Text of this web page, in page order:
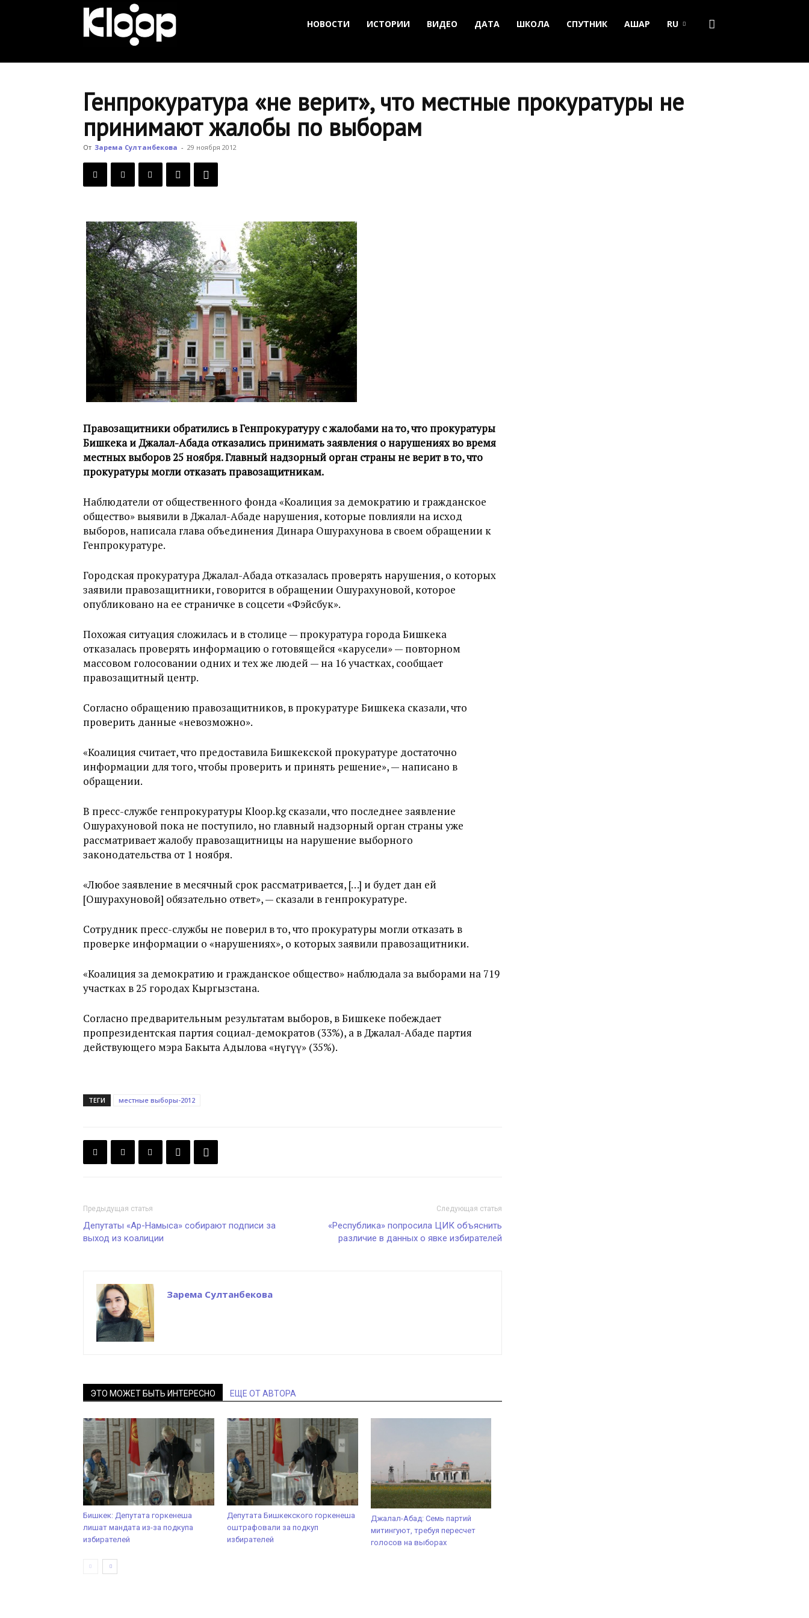
Новости
Кыргызстана
НОВОСТИ ИСТОРИИ ВИДЕО ДАТА ШКОЛА СПУТНИК АШАР RU
Генпрокуратура «не верит», что местные прокуратуры не
принимают жалобы по выборам
От Зарема Султанбекова - 29 ноября 2012
Правозащитники обратились в Генпрокуратуру с жалобами на то, что прокуратуры
Бишкека и Джалал-Абада отказались принимать заявления о нарушениях во время
местных выборов 25 ноября. Главный надзорный орган страны не верит в то, что
прокуратуры могли отказать правозащитникам.
Наблюдатели от общественного фонда «Коалиция за демократию и гражданское
общество» выявили в Джалал-Абаде нарушения, которые повлияли на исход
выборов, написала глава объединения Динара Ошурахунова в своем обращении к
Генпрокуратуре.
Городская прокуратура Джалал-Абада отказалась проверять нарушения, о которых
заявили правозащитники, говорится в обращении Ошурахуновой, которое
опубликовано на ее страничке в соцсети «Фэйсбук».
Похожая ситуация сложилась и в столице — прокуратура города Бишкека
отказалась проверять информацию о готовящейся «карусели» — повторном
массовом голосовании одних и тех же людей — на 16 участках, сообщает
правозащитный центр.
Согласно обращению правозащитников, в прокуратуре Бишкека сказали, что
проверить данные «невозможно».
«Коалиция считает, что предоставила Бишкекской прокуратуре достаточно
информации для того, чтобы проверить и принять решение», — написано в
обращении.
В пресс-службе генпрокуратуры Kloop.kg сказали, что последнее заявление
Ошурахуновой пока не поступило, но главный надзорный орган страны уже
рассматривает жалобу правозащитницы на нарушение выборного
законодательства от 1 ноября.
«Любое заявление в месячный срок рассматривается, […] и будет дан ей
[Ошурахуновой] обязательно ответ», — сказали в генпрокуратуре.
Сотрудник пресс-службы не поверил в то, что прокуратуры могли отказать в
проверке информации о «нарушениях», о которых заявили правозащитники.
«Коалиция за демократию и гражданское общество» наблюдала за выборами на 719
участках в 25 городах Кыргызстана.
Согласно предварительным результатам выборов, в Бишкеке побеждает
пропрезидентская партия социал-демократов (33%), а в Джалал-Абаде партия
действующего мэра Бакыта Адылова «Өнүгүү» (35%).
ТЕГИ местные выборы-2012
Предыдущая статья
Депутаты «Ар-Намыса» собирают подписи за
выход из коалиции
Следующая статья
«Республика» попросила ЦИК объяснить
различие в данных о явке избирателей
Зарема Султанбекова
ЭТО МОЖЕТ БЫТЬ ИНТЕРЕСНО ЕЩЕ ОТ АВТОРА
Бишкек: Депутата горкенеша
лишат мандата из-за подкупа
избирателей
Депутата Бишкекского горкенеша
оштрафовали за подкуп
избирателей
Джалал-Абад: Семь партий
митингуют, требуя пересчет
голосов на выборах